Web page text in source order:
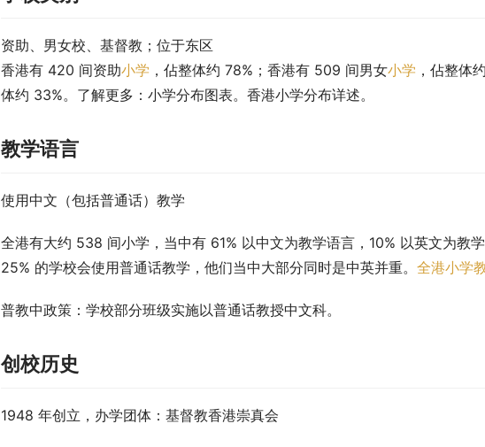
资助、男女校、基督教；位于东区
香港有 420 间资助小学 ，佔整体约 78%；香港有 509 间男女小学 ，佔整体
体约 33%。了解更多：小学分布图表。香港小学分布详述。
教学语言
使用中文（包括普通话）教学
全港有大约 538 间小学，当中有 61% 以中文为教学语言，10% 以英文为教
25% 的学校会使用普通话教学，他们当中大部分同时是中英并重。 全港小学
普教中政策 ：学校部分班级实施以普通话教授中文科。
创校历史
1948 年创立，办学团体：基督教香港崇真会